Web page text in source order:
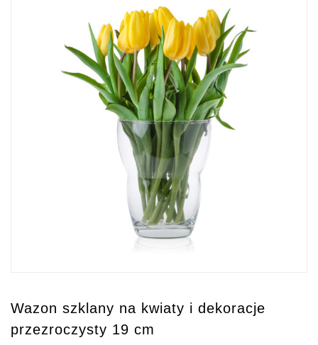
Wazon szklany na kwiaty i dekoracje
przezroczysty 19 cm